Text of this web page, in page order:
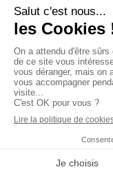
©2026
MENU